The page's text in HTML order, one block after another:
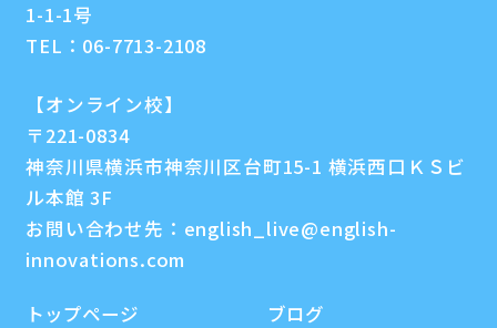
1-1-1号
TEL： 06-7713-2108
【オンライン校】
〒221-0834
神奈川県横浜市神奈川区台町15-1 横浜西口ＫＳビ
ル本館 3F
お問い合わせ先： english_live@english-
innovations.com
トップページ
ブログ